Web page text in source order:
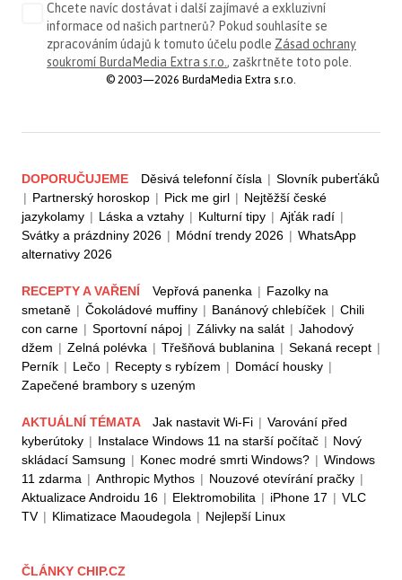
Chcete navíc dostávat i další zajímavé a exkluzivní
informace od našich partnerů? Pokud souhlasíte se
zpracováním údajů k tomuto účelu podle Zásad ochrany
soukromí BurdaMedia Extra s.r.o., zaškrtněte toto pole.
© 2003—2026 BurdaMedia Extra s.r.o.
DOPORUČUJEME Děsivá telefonní čísla | Slovník puberťáků
| Partnerský horoskop | Pick me girl | Nejtěžší české
jazykolamy | Láska a vztahy | Kulturní tipy | Ajťák radí |
Svátky a prázdniny 2026 | Módní trendy 2026 | WhatsApp
alternativy 2026
RECEPTY A VAŘENÍ Vepřová panenka | Fazolky na
smetaně | Čokoládové muffiny | Banánový chlebíček | Chili
con carne | Sportovní nápoj | Zálivky na salát | Jahodový
džem | Zelná polévka | Třešňová bublanina | Sekaná recept |
Perník | Lečo | Recepty s rybízem | Domácí housky |
Zapečené brambory s uzeným
AKTUÁLNÍ TÉMATA Jak nastavit Wi-Fi | Varování před
kyberútoky | Instalace Windows 11 na starší počítač | Nový
skládací Samsung | Konec modré smrti Windows? | Windows
11 zdarma | Anthropic Mythos | Nouzové otevírání pračky |
Aktualizace Androidu 16 | Elektromobilita | iPhone 17 | VLC
TV | Klimatizace Maoudegola | Nejlepší Linux
ČLÁNKY CHIP.CZ